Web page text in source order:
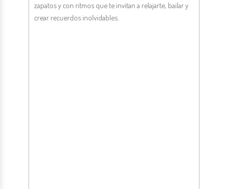
zapatos y con ritmos que te invitan a relajarte, bailar y
crear recuerdos inolvidables.